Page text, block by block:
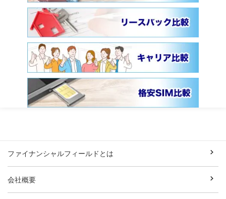
ファイナンシャルフィールドとは
会社概要